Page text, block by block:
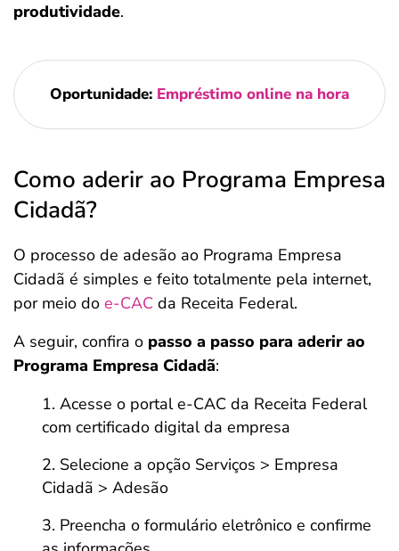
produtividade.
Oportunidade: Empréstimo online na hora
Como aderir ao Programa Empresa
Cidadã?
O processo de adesão ao Programa Empresa
Cidadã é simples e feito totalmente pela internet,
por meio do e-CAC da Receita Federal.
A seguir, confira o passo a passo para aderir ao
Programa Empresa Cidadã:
Acesse o portal e-CAC da Receita Federal
com certificado digital da empresa
Selecione a opção Serviços > Empresa
Cidadã > Adesão
Preencha o formulário eletrônico e confirme